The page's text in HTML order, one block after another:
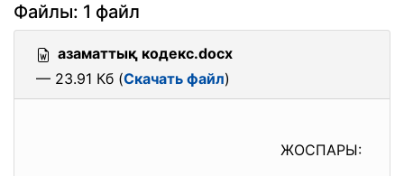
Файлы: 1 файл
азаматтық кодекс.docx
— 23.91 Кб (Скачать файл)
ЖОСПАРЫ: